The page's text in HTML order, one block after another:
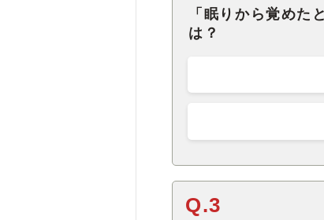
「眠りから覚めた
は？
Q.3